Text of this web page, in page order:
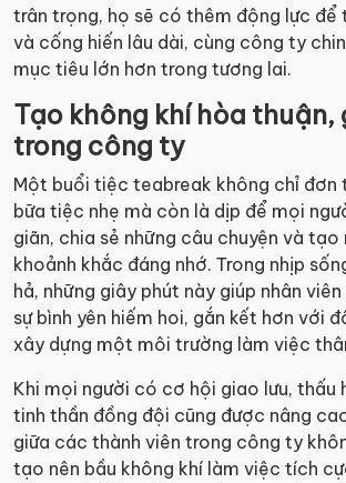
trân trọng, họ sẽ có thêm động lực để
và cống hiến lâu dài, cùng công ty
mục tiêu lớn hơn trong tương lai.
Tạo không khí hòa thuận,
trong công ty
Một buổi tiệc teabreak không chỉ đơn
bữa tiệc nhẹ mà còn là dịp để mọi
giãn, chia sẻ những câu chuyện và tạo
khoảnh khắc đáng nhớ. Trong nhịp
hả, những giây phút này giúp nhân
sự bình yên hiếm hoi, gắn kết hơn với
xây dựng một môi trường làm việc
Khi mọi người có cơ hội giao lưu, thấu
tinh thần đồng đội cũng được nâng
giữa các thành viên trong công ty
tạo nên bầu không khí làm việc tích